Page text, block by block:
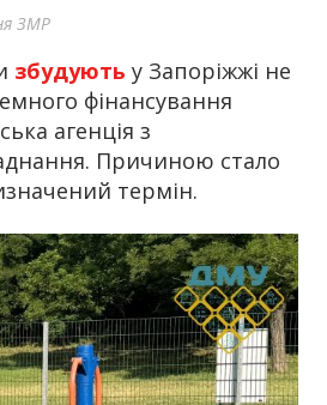
ЗМР
збудують у Запоріжжі не
фінансування
агенція з
Причиною стало
термін.